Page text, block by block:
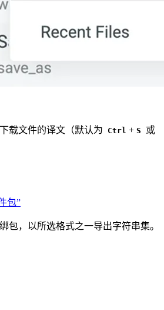
载文件的译文（默认为 Ctrl + S 或
包”
包，以所选格式之一导出字符串集。